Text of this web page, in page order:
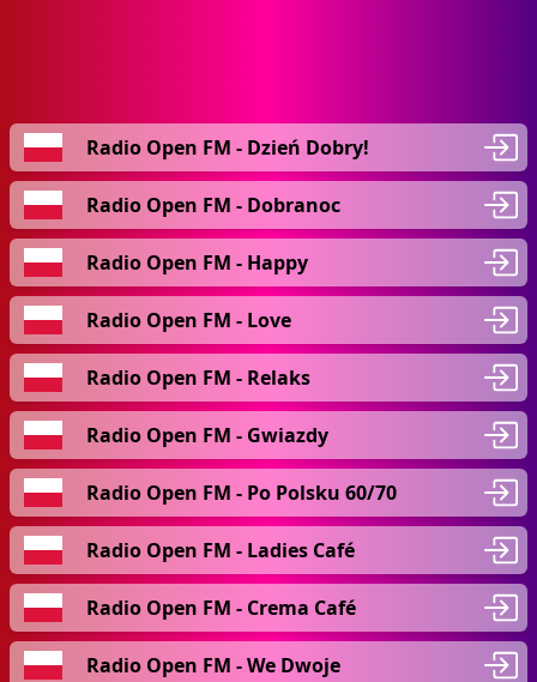
Radio Open FM - Dzień Dobry!
Radio Open FM - Dobranoc
Radio Open FM - Happy
Radio Open FM - Love
Radio Open FM - Relaks
Radio Open FM - Gwiazdy
Radio Open FM - Po Polsku 60/70
Radio Open FM - Ladies Café
Radio Open FM - Crema Café
Radio Open FM - We Dwoje